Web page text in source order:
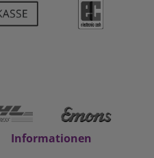
Informationen